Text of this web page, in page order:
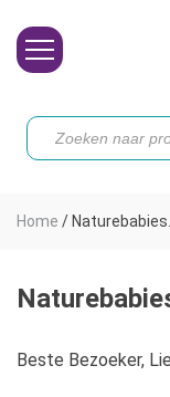
Toebehoren
Koopjes
Producten
zoeken
Home /
Beste Bezoeker,